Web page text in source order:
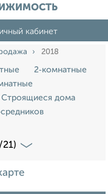
кабинет
2018
2‑комнатные
Строящиеся дома